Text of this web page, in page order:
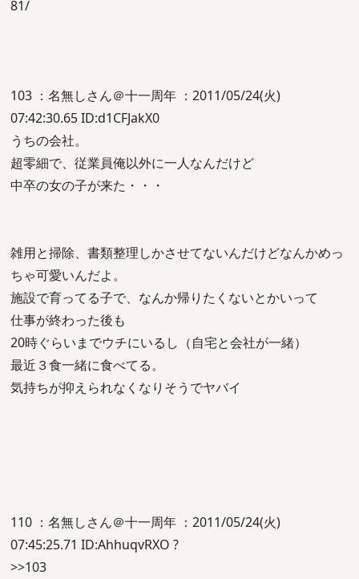
81/
103 ：名無しさん＠十一周年 ：2011/05/24(火)
07:42:30.65 ID:d1CFJakX0
うちの会社。
超零細で、従業員俺以外に一人なんだけど
中卒の女の子が来た・・・
雑用と掃除、書類整理しかさせてないんだけどなんかめっ
ちゃ可愛いんだよ。
施設で育ってる子で、なんか帰りたくないとかいって
仕事が終わった後も
20時ぐらいまでウチにいるし（自宅と会社が一緒）
最近３食一緒に食べてる。
気持ちが抑えられなくなりそうでヤバイ
110 ：名無しさん＠十一周年 ：2011/05/24(火)
07:45:25.71 ID:AhhuqvRXO ?
>>103